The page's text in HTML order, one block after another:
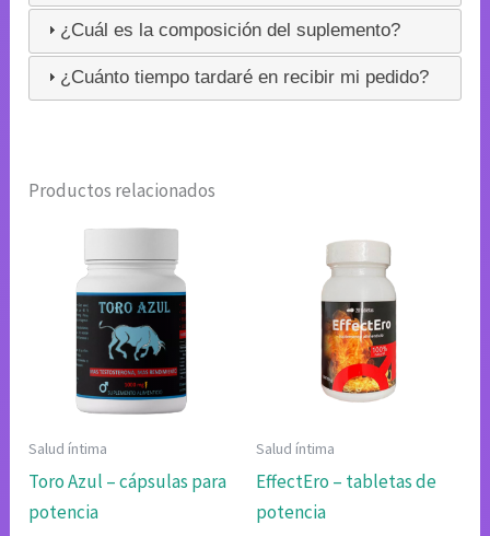
¿Cuál es la composición del suplemento?
¿Cuánto tiempo tardaré en recibir mi pedido?
Productos relacionados
Salud íntima
Toro Azul – cápsulas para
potencia
Salud íntima
EffectEro – tabletas de
potencia